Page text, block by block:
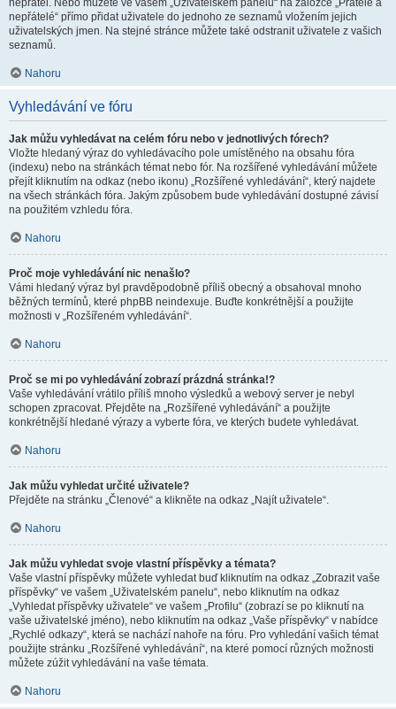
nepřátel. Nebo můžete ve vašem „Uživatelském panelu“ na záložce „Přátelé a
nepřátelé“ přímo přidat uživatele do jednoho ze seznamů vložením jejich
uživatelských jmen. Na stejné stránce můžete také odstranit uživatele z vašich
seznamů.
Nahoru
Vyhledávání ve fóru
Jak můžu vyhledávat na celém fóru nebo v jednotlivých fórech?
Vložte hledaný výraz do vyhledávacího pole umístěného na obsahu fóra
(indexu) nebo na stránkách témat nebo fór. Na rozšířené vyhledávání můžete
přejít kliknutím na odkaz (nebo ikonu) „Rozšířené vyhledávání“, který najdete
na všech stránkách fóra. Jakým způsobem bude vyhledávání dostupné závisí
na použitém vzhledu fóra.
Nahoru
Proč moje vyhledávání nic nenašlo?
Vámi hledaný výraz byl pravděpodobně příliš obecný a obsahoval mnoho
běžných termínů, které phpBB neindexuje. Buďte konkrétnější a použijte
možnosti v „Rozšířeném vyhledávání“.
Nahoru
Proč se mi po vyhledávání zobrazí prázdná stránka!?
Vaše vyhledávání vrátilo příliš mnoho výsledků a webový server je nebyl
schopen zpracovat. Přejděte na „Rozšířené vyhledávání“ a použijte
konkrétnější hledané výrazy a vyberte fóra, ve kterých budete vyhledávat.
Nahoru
Jak můžu vyhledat určité uživatele?
Přejděte na stránku „Členové“ a klikněte na odkaz „Najít uživatele“.
Nahoru
Jak můžu vyhledat svoje vlastní příspěvky a témata?
Vaše vlastní příspěvky můžete vyhledat buď kliknutím na odkaz „Zobrazit vaše
příspěvky“ ve vašem „Uživatelském panelu“, nebo kliknutím na odkaz
„Vyhledat příspěvky uživatele“ ve vašem „Profilu“ (zobrazí se po kliknutí na
vaše uživatelské jméno), nebo kliknutím na odkaz „Vaše příspěvky“ v nabídce
„Rychlé odkazy“, která se nachází nahoře na fóru. Pro vyhledání vašich témat
použijte stránku „Rozšířené vyhledávání“, na které pomocí různých možnosti
můžete zúžit vyhledávání na vaše témata.
Nahoru